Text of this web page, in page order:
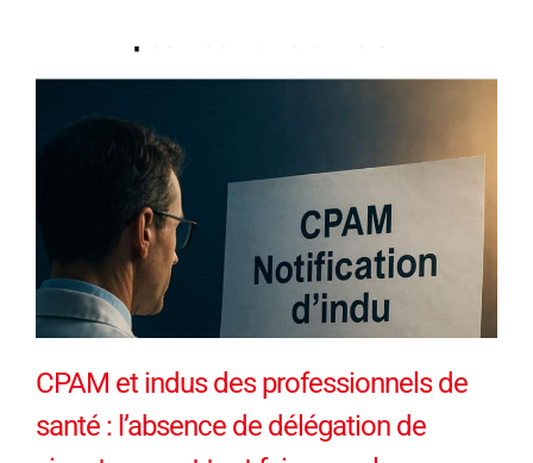
CPAM et indus des professionnels de
santé : l’absence de délégation de